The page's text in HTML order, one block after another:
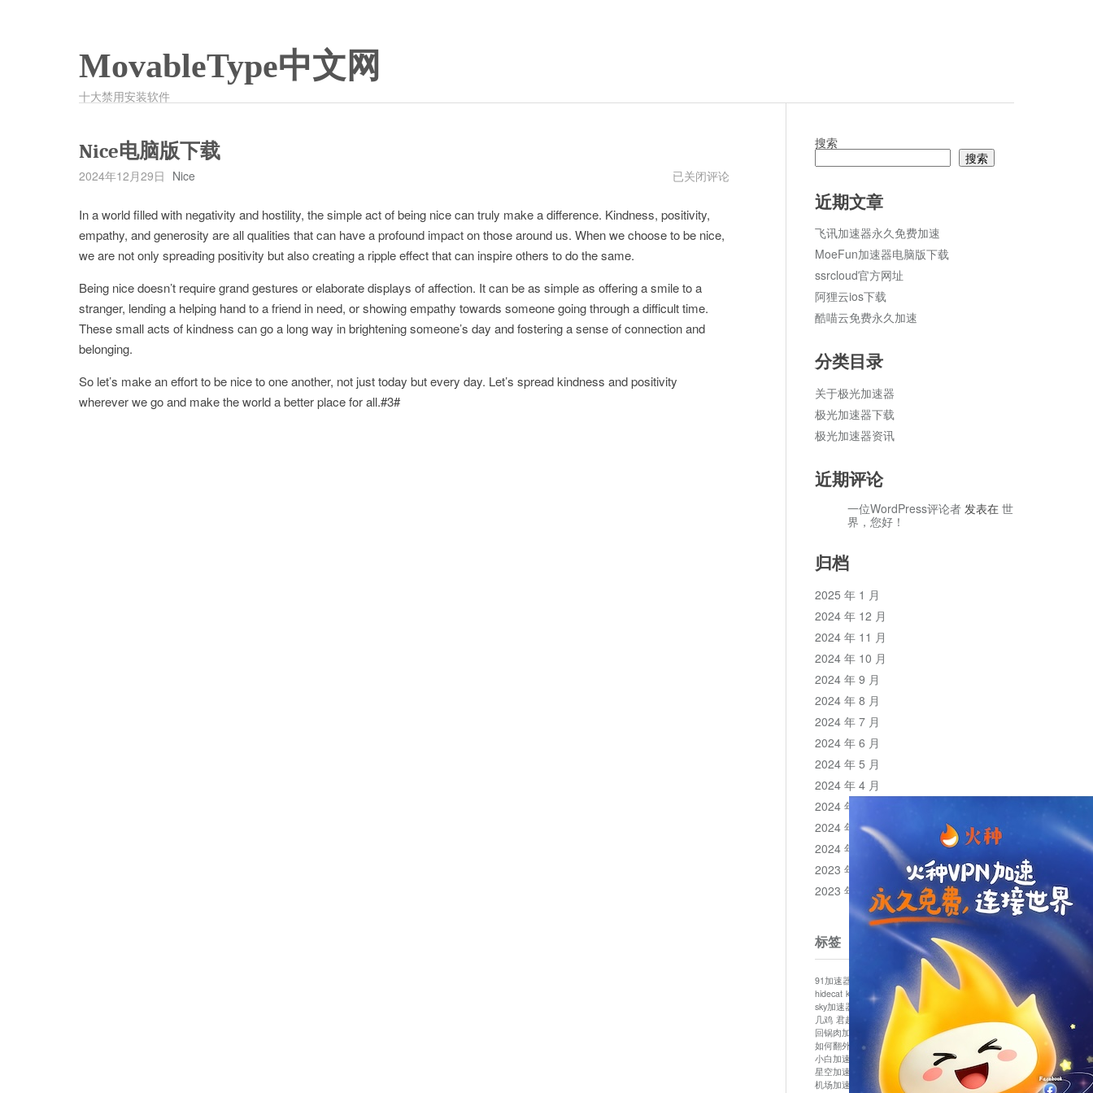
MovableType中文网
十大禁用安装软件
Nice电脑版下载
2024年12月29日 Nice
Nice
版
载
已关闭评论
In a world filled with negativity and hostility, the simple act of being nice can truly make a difference. Kindness, positivity,
empathy, and generosity are all qualities that can have a profound impact on those around us. When we choose to be nice,
we are not only spreading positivity but also creating a ripple effect that can inspire others to do the same.
Being nice doesn’t require grand gestures or elaborate displays of affection. It can be as simple as offering a smile to a
stranger, lending a helping hand to a friend in need, or showing empathy towards someone going through a difficult time.
These small acts of kindness can go a long way in brightening someone’s day and fostering a sense of connection and
belonging.
So let’s make an effort to be nice to one another, not just today but every day. Let’s spread kindness and positivity
wherever we go and make the world a better place for all.#3#
搜索
搜索
近期文章
飞讯加速器永久免费加速
MoeFun加速器电脑版下载
ssrcloud官方网址
阿狸云ios下载
酷喵云免费永久加速
分类目录
关于极光加速器
极光加速器下载
极光加速器资讯
近期评论
一位WordPress评论者 发表在 世
界，您好！
归档
2025 年 1 月
2024 年 12 月
2024 年 11 月
2024 年 10 月
2024 年 9 月
2024 年 8 月
2024 年 7 月
2024 年 6 月
2024 年 5 月
2024 年 4 月
2024 年 3 月
2024 年 2 月
2024 年 1 月
2023 年 12 月
2023 年 11 月
标签
91加速器 bluelayer加速器
clash节点
hidecat kuai500 panda加速器
plex加速器
sky加速器
telegram加速器 中信加速器
云梯加速器
几鸡 君越加速器 哔咔漫画加速器
唐师傅加速器
回锅肉加速器
坚果加速器 壹点加速器
如何翻外墙网站 小哈vp加速器
小火箭加速器
小白加速器
布谷vp加速器 心阶云 快连
星空加速器
最新版clash安卓下载
月光加速器
机场加速器
松果云 极快加速器
梯子加速器